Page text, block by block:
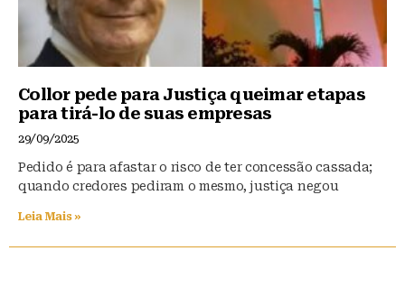
Collor pede para Justiça queimar etapas
para tirá-lo de suas empresas
29/09/2025
Pedido é para afastar o risco de ter concessão cassada;
quando credores pediram o mesmo, justiça negou
Leia Mais »